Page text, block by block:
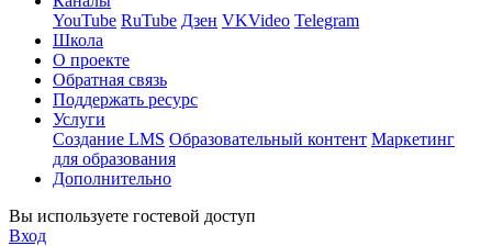
YouTube RuTube Дзен VKVideo Telegram
Школа
О проекте
Обратная связь
Поддержать ресурс
Услуги
Создание LMS Образовательный контент Маркетинг
для образования
Дополнительно
Вы используете гостевой доступ
Вход